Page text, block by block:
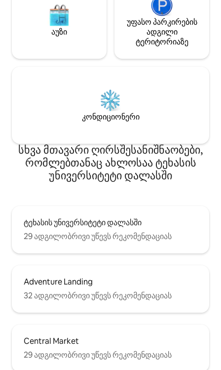
აუზი
უფასო პარკირების
ადგილი
ტერიტორიაზე
კონდიციონერი
სხვა მთავარი ღირსშესანიშნაობები,
რომლებთანაც ახლოსაა ტეხასის
უნივერსიტეტი დალასში
ტეხასის უნივერსიტეტი დალასში
29 ადგილობრივი უწევს რეკომენდაციას
Adventure Landing
32 ადგილობრივი უწევს რეკომენდაციას
Central Market
29 ადგილობრივი უწევს რეკომენდაციას